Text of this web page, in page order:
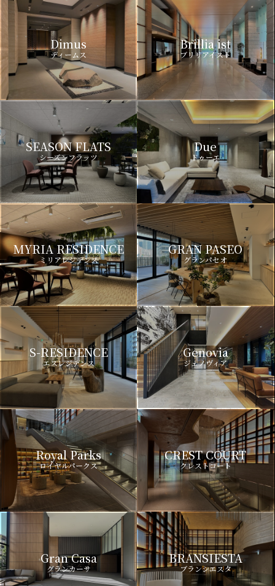
Dimus
ディームス
Brillia ist
ブリリアイスト
SEASON FLATS
シーズンフラッツ
Due
ドゥーエ
MYRIA RESIDENCE
ミリアレジデンス
GRAN PASEO
グランパセオ
S-RESIDENCE
エスレジデンス
Genovia
ジェノヴィア
Royal Parks
ロイヤルパークス
CREST COURT
クレストコート
Gran Casa
グランカーサ
BRANSIESTA
ブランシエスタ